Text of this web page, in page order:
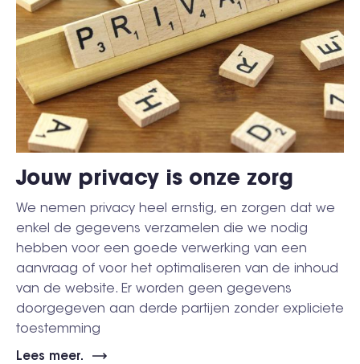
Jouw privacy is onze zorg
We nemen privacy heel ernstig, en zorgen dat we
enkel de gegevens verzamelen die we nodig
hebben voor een goede verwerking van een
aanvraag of voor het optimaliseren van de inhoud
van de website. Er worden geen gegevens
doorgegeven aan derde partijen zonder expliciete
toestemming
Lees meer.